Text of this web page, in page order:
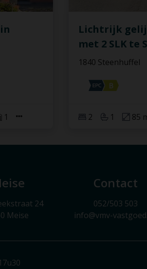
1
Lichtrijk
met 2 SLK te
1840 Steenhuffel
2 1 85
24
Meise
Contact
052/503 503
info@vmv-